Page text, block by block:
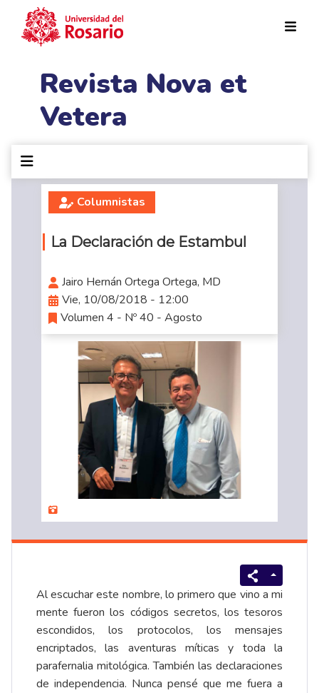
Revista Nova et
Vetera
Columnistas
La Declaración de Estambul
Jairo Hernán Ortega Ortega, MD
Vie, 10/08/2018 - 12:00
Volumen 4 - Nº 40 - Agosto
Al escuchar este nombre, lo primero que vino a mi
mente fueron los códigos secretos, los tesoros
escondidos, los protocolos, los mensajes
encriptados, las aventuras míticas y toda la
parafernalia mitológica. También las declaraciones
de independencia. Nunca pensé que me fuera a